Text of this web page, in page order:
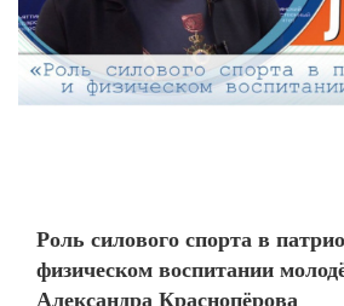
Роль силового спорта в
физическом воспитании
Александра Краснопёрова